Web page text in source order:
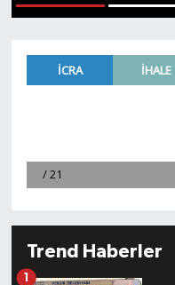
Trend Haberler
1